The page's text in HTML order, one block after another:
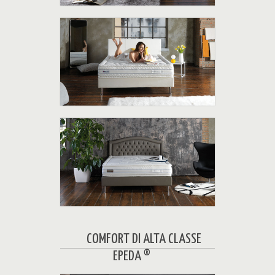
Le Caratteristiche
Bultex Core è una speciale Mousse ad alta
resilienza portata all’eccellenza tramite
l’utilizzo di nanotecnologie.
I Vantaggi
Comfort eccellente - Perfetta elasticità -
Termoregolazione naturale - Multisostegno e
indeformabilità - Qualità costante - Perfetta
igiene
COMFORT DI ALTA CLASSE
EPEDA ®